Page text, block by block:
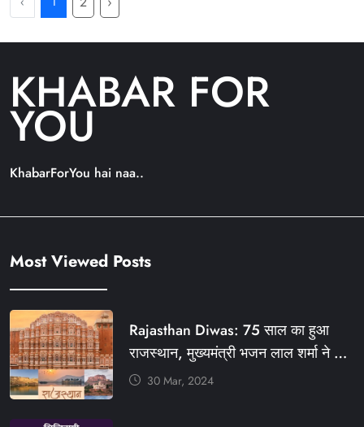
KHABAR FOR
YOU
KhabarForYou hai naa..
Most Viewed Posts
Rajasthan Diwas: 75 साल का हुआ
राजस्थान, मुख्यमंत्री भजन लाल शर्मा ने दी
बधाई, आज फ्री रहेंगी ये सेवाएं
30 Mar, 2024